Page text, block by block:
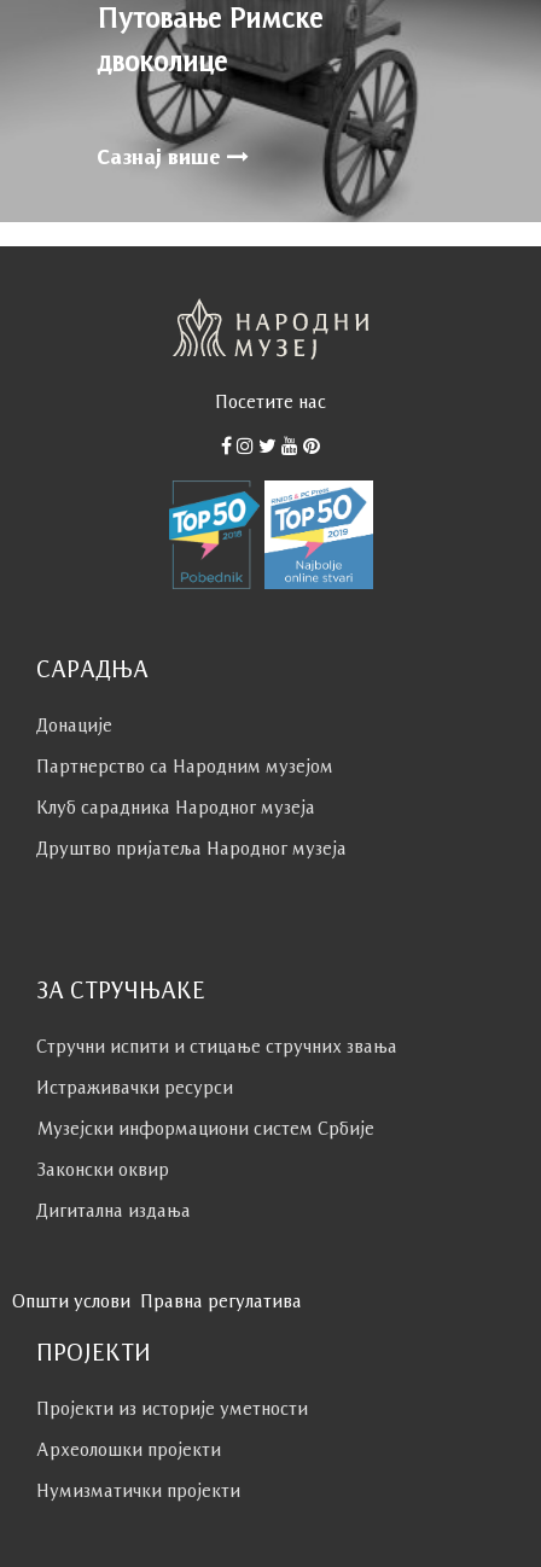
Путовање Римске
двоколице
Сазнај више
Посетите нас
САРАДЊА
Донације
Партнерство са Народним музејoм
Клуб сaрaдникa Народног музеја
Друштво пријатеља Народног музеја
ЗА СТРУЧЊАКЕ
Стручни испити и стицање стручних звања
Истраживачки ресурси
Музејски информациони систем Србије
Законски оквир
Дигитална издања
Општи услови Правна регулатива
ПРОЈЕКТИ
Пројекти из историје уметности
Археолошки пројекти
Нумизматички пројекти